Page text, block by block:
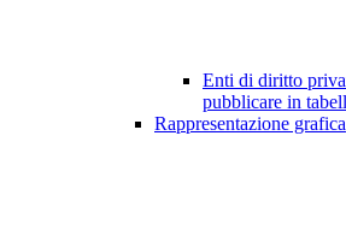
Enti di diritto
pubblicare in
Rappresentazione grafica